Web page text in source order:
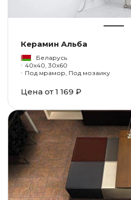
Керамин Альба
Беларусь
40x40, 30x60
Под мрамор, Под мозаику
Цена от 1 169 ₽